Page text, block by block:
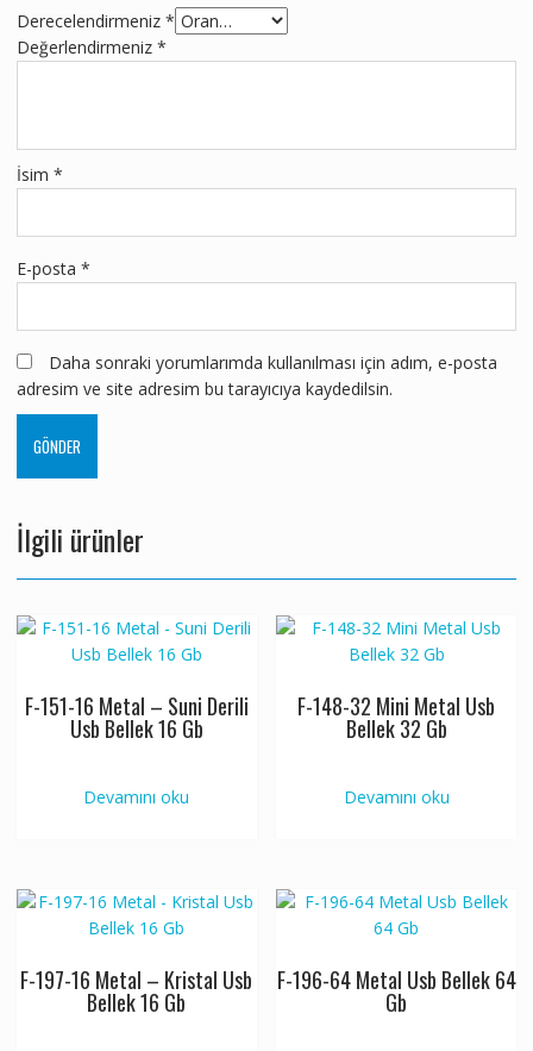
Derecelendirmeniz *
Değerlendirmeniz *
İsim *
E-posta *
Daha sonraki yorumlarımda kullanılması için adım, e-posta
adresim ve site adresim bu tarayıcıya kaydedilsin.
İlgili ürünler
F-151-16 Metal – Suni Derili
Usb Bellek 16 Gb
Devamını oku
F-148-32 Mini Metal Usb
Bellek 32 Gb
Devamını oku
F-197-16 Metal – Kristal Usb
Bellek 16 Gb
F-196-64 Metal Usb Bellek 64
Gb